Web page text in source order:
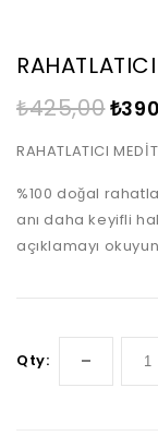
₺425,00₺
RAHATLATICI
%100 doğal
anı daha keyifli
açıklamayı
Qty: